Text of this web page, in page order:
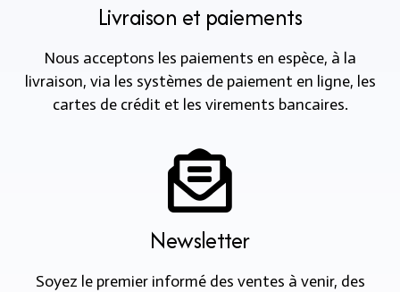
Livraison et paiements
Nous acceptons les paiements en espèce, à la
livraison, via les systèmes de paiement en ligne, les
cartes de crédit et les virements bancaires.
Newsletter
Soyez le premier informé des ventes à venir, des